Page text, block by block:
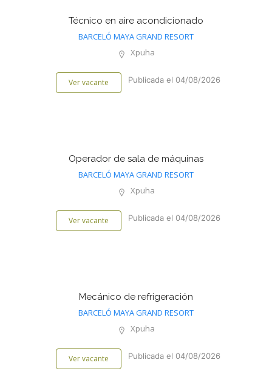
Técnico en aire acondicionado
BARCELÓ MAYA GRAND RESORT
Xpuha
Ver vacante Publicada el 04/08/2026
Operador de sala de máquinas
BARCELÓ MAYA GRAND RESORT
Xpuha
Ver vacante Publicada el 04/08/2026
Mecánico de refrigeración
BARCELÓ MAYA GRAND RESORT
Xpuha
Ver vacante Publicada el 04/08/2026